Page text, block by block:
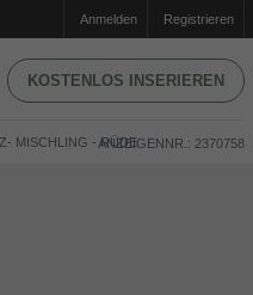
Anmelden Registrieren
KOSTENLOS INSERIEREN
MISCHLING - RÜDEANZEIGENNR.: 2370758